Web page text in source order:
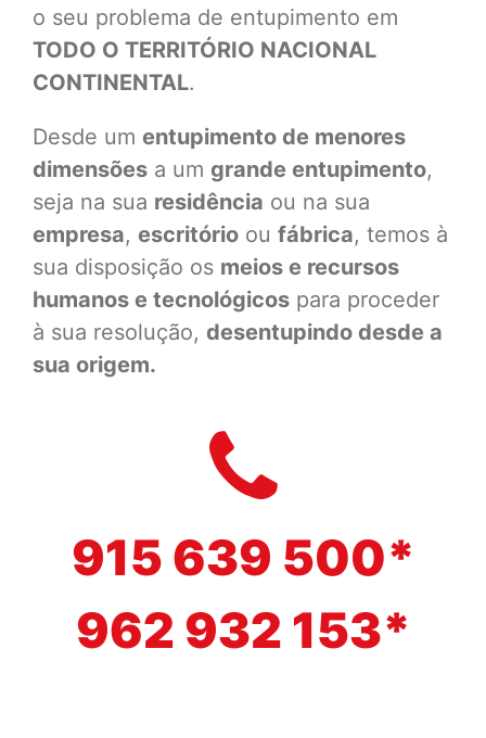
o seu problema de entupimento em
TODO O TERRITÓRIO NACIONAL
CONTINENTAL.
Desde um entupimento de menores
dimensões a um grande entupimento,
seja na sua residência ou na sua
empresa, escritório ou fábrica, temos à
sua disposição os meios e recursos
humanos e tecnológicos para proceder
à sua resolução, desentupindo desde a
sua origem.
915 639 500*
962 932 153*